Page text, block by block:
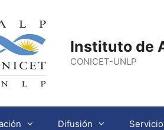
Instituto de
CONICET-UNLP
Difusión